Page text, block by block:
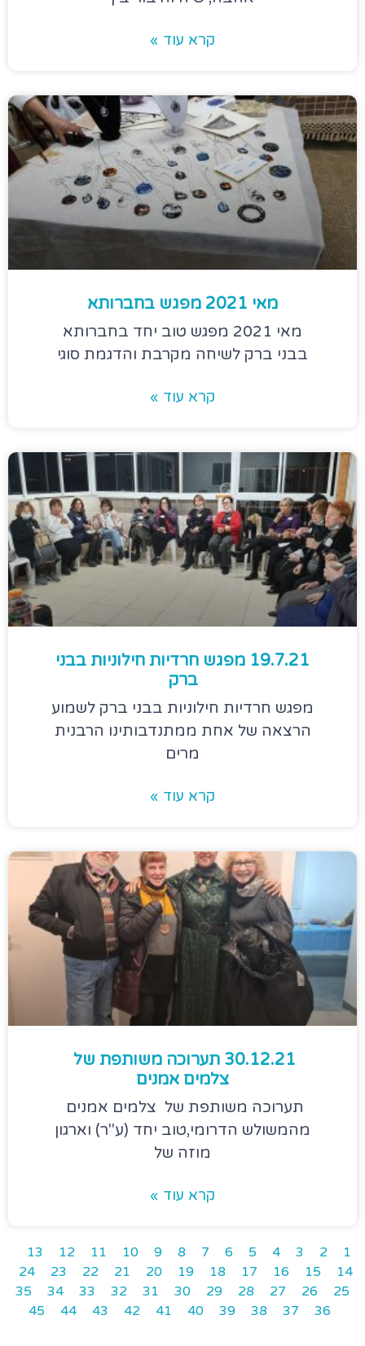
קרא עוד »
מאי 2021 מפגש בחברותא
מאי 2021 מפגש טוב יחד בחברותא
בבני ברק לשיחה מקרבת והדגמת סוגי
קרא עוד »
19.7.21 מפגש חרדיות חילוניות בבני
ברק
מפגש חרדיות חילוניות בבני ברק לשמוע
הרצאה של אחת ממתנדבותינו הרבנית
מרים
קרא עוד »
30.12.21 תערוכה משותפת של
צלמים אמנים
תערוכה משותפת של צלמים אמנים
מהמשולש הדרומי,טוב יחד (ע"ר) וארגון
מוזה של
קרא עוד »
1
2
3
4
5
6
7
8
9
10
11
12
13
14
15
16
17
18
19
20
21
22
23
24
25
26
27
28
29
30
31
32
33
34
35
36
37
38
39
40
41
42
43
44
45